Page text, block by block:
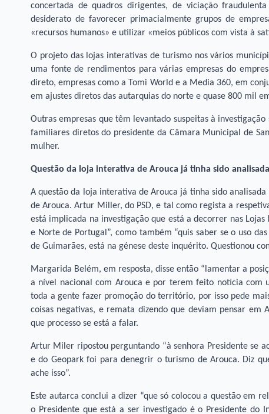
concertada de quadros dirigentes, de viciação
desiderato de favorecer primacialmente grupos de
«recursos humanos» e utilizar «meios públicos com vista à
O projeto das lojas interativas de turismo nos vários
uma fonte de rendimentos para várias empresas do
direto, empresas como a Tomi World e a Media 360, em
em ajustes diretos das autarquias do norte e quase 800 mil
Outras empresas que têm levantado suspeitas à
familiares diretos do presidente da Câmara Municipal de
mulher.
Questão da loja interativa de Arouca já tinha sido
A questão da loja interativa de Arouca já tinha sido
de Arouca. Artur Miller, do PSD, e tal como regista a
está implicada na investigação que está a decorrer nas
e Norte de Portugal”, como também “quis saber se o uso
de Guimarães, está na génese deste inquérito. Questionou
Margarida Belém, em resposta, disse então “lamentar a
a nível nacional com Arouca e por terem feito notícia com
toda a gente fazer promoção do território, por isso pede
coisas negativas, e remata dizendo que deviam pensar
que processo se está a falar.
Artur Miler ripostou perguntando “à senhora Presidente se
e do Geopark foi para denegrir o turismo de Arouca. Diz
ache isso”.
Este autarca conclui a dizer “que só colocou a questão em
o Presidente que está a ser investigado é o Presidente do